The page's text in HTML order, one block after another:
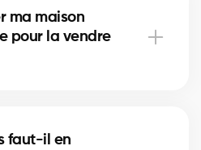
ma maison
pour la vendre
à Sainte-Catherine
faut-il en